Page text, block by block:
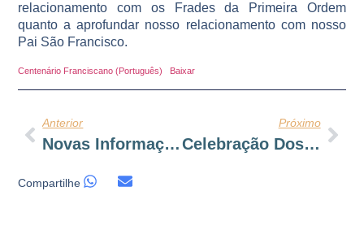
relacionamento com os Frades da Primeira Ordem
quanto a aprofundar nosso relacionamento com nosso
Pai São Francisco.
Centenário Franciscano (Português) Baixar
Anterior
Novas Informações Sobre O Capítulo Celebrativo Da Terceira Ordem Franciscana – Canindé 2023
Próximo
Celebração Dos 800 Anos Da Regra “Memorial Propositi” Santuário Notre Dame De La Drèche – França
Compartilhe